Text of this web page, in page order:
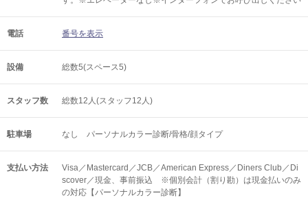
電話 番号を表示
設備 総数5(スペース5)
スタッフ数 総数12人(スタッフ12人)
駐車場 なし パーソナルカラー診断/骨格/顔タイプ
支払い方法
Visa／Mastercard／JCB／American Express／Diners Club／Di
scover／現金、事前振込 ※個別会計（割り勘）は現金払いのみ
の対応【パーソナルカラー診断】